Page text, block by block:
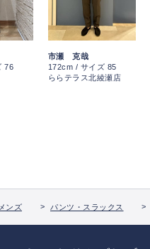
76
市瀬 克哉
172cm / サイズ 85
ららテラス北綾瀬店
メンズ パンツ・スラックス